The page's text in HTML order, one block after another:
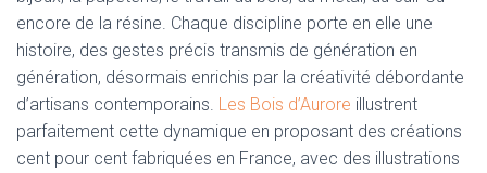
encore de la résine. Chaque discipline porte en elle une
histoire, des gestes précis transmis de génération en
génération, désormais enrichis par la créativité débordante
d’artisans contemporains. Les Bois d’Aurore illustrent
parfaitement cette dynamique en proposant des créations
cent pour cent fabriquées en France, avec des illustrations